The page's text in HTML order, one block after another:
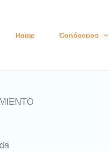
Home Conócenos